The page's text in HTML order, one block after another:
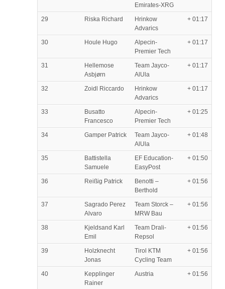
Emirates-XRG
29 Riska Richard
Hrinkow
Advarics
+ 01:17
30 Houle Hugo
Alpecin-
Premier Tech
+ 01:17
31
Hellemose
Asbjørn
Team Jayco-
AlUla
+ 01:17
32 Zoidl Riccardo
Hrinkow
Advarics
+ 01:17
33
Busatto
Francesco
Alpecin-
Premier Tech
+ 01:25
34 Gamper Patrick
Team Jayco-
AlUla
+ 01:48
35
Battistella
Samuele
EF Education-
EasyPost
+ 01:50
36 Reißig Patrick
Benotti –
Berthold
+ 01:56
37
Sagrado Perez
Alvaro
Team Storck –
MRW Bau
+ 01:56
38
Kjeldsand Karl
Emil
Team Drali-
Repsol
+ 01:56
39
Holzknecht
Jonas
Tirol KTM
Cycling Team
+ 01:56
40
Kepplinger
Rainer
Austria + 01:56